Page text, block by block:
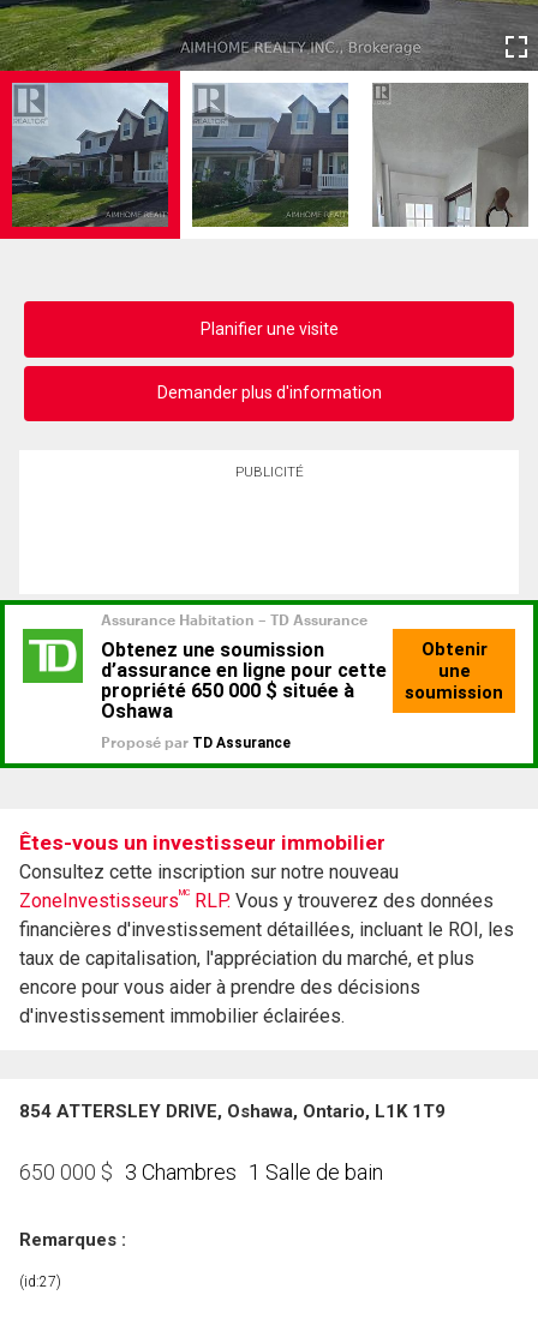
Planifier une visite
Demander plus d'information
PUBLICITÉ
Êtes-vous un investisseur immobilier
Consultez cette inscription sur notre nouveau
ZoneInvestisseursMC RLP. Vous y trouverez des données
financières d'investissement détaillées, incluant le ROI, les
taux de capitalisation, l'appréciation du marché, et plus
encore pour vous aider à prendre des décisions
d'investissement immobilier éclairées.
854 ATTERSLEY DRIVE, Oshawa, Ontario, L1K 1T9
650 000 $ 3 Chambres 1 Salle de bain
Remarques :
(id:27)